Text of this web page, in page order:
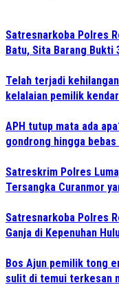
Satresnarkoba Polres
Batu, Sita Barang Bukti
Telah terjadi
kelalaian pemilik
APH tutup mata ada
gondrong hingga
Satreskrim Polres
Tersangka Curanmor
Satresnarkoba Polres
Ganja di Kepenuhan
Bos Ajun pemilik tong
sulit di temui terkesan